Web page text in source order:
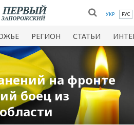
УКР РУС
РЕГИОН СТАТЬИ
на фронте
боец из